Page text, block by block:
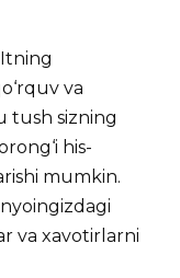
Itning
va
tush sizning
his-
mumkin.
va xavotirlarni